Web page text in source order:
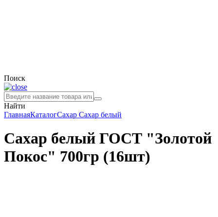
Поиск
Найти
ГлавнаяКаталогСахар Сахар белый
Сахар белый ГОСТ "Золотой
Покос" 700гр (16шт)